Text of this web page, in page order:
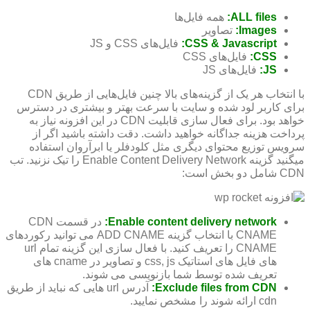
ALL files: همه فایل‌ها
Images:
تصاویر
CSS & Javascript: فایل‌های CSS و JS
CSS: فایل‌های CSS
JS: فایل‌های JS
با انتخاب هر یک از گزینه‌های بالا چنین فایل‌هایی از طریق CDN
برای کاربر لود شده و سایت با سرعت بهتر و بیشتری در دسترس
خواهد بود. برای فعال سازی قابلیت CDN در این افزونه نیاز به
پرداخت هزینه جداگانه خواهید داشت. دقت داشته باشید اگر از
سرویس توزیع محتوای دیگری مثل کلودفلر یا ابرآروان استفاده
میگنید گزینه Enable Content Delivery Network را تیک نزنید. تب
CDN شامل دو بخش است:
Enable content delivery network:
در قسمت CDN
CNAME با انتخاب گزینه ADD CNAME می توانید رکوردهای
CNAME را تعریف کنید. با فعال سازی این گزینه تمام url
های فایل های استاتیک css, js و تصاویر در cname های
تعریف شده توسط شما بازنویسی می شوند.
Exclude files from CDN:
آدرس url هایی که نباید از طریق
cdn ارائه شوند را مشخص نمایید.